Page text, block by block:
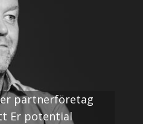
partnerföretag
Er potential